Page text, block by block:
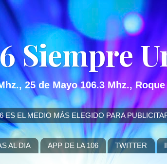
Siempre
25 de Mayo 106.3 Mhz.,
ES EL MEDIO MÁS ELEGIDO PARA
AL DIA APP DE LA 106 TWITTER